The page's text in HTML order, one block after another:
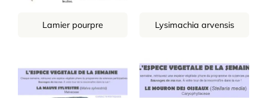
Lamier pourpre Lysimachia arvensis